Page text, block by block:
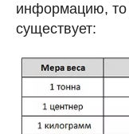
информацию,
существует: